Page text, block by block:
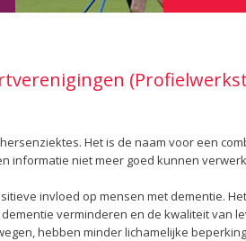
Het is de naam voor een
informatie niet meer goed kunnen
invloed op mensen met dementie.
verminderen en de kwaliteit van
hebben minder lichamelijke